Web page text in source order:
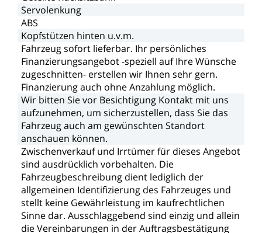
Servolenkung
ABS
Kopfstützen hinten u.v.m.
Fahrzeugsofort lieferbar. Ihr persönliches
Finanzierungsangebot-speziell auf IhreWünsche
zugeschnitten- erstellen wir Ihnen sehr gern.
Finanzierungauch ohneAnzahlung möglich.
Wir bitten Sievor Besichtigung Kontakt mit uns
aufzunehmen, um sicherzustellen, dass Sie das
Fahrzeugauch am gewünschten Standort
anschauen können.
Zwischenverkauf und Irrtümerfür dieses Angebot
sind ausdrücklich vorbehalten. Die
Fahrzeugbeschreibung dient lediglich der
allgemeinen Identifizierung des Fahrzeuges und
stellt keine Gewährleistung im kaufrechtlichen
Sinne dar. Ausschlaggebend sind einzig und allein
dieVereinbarungen in derAuftragsbestätigung